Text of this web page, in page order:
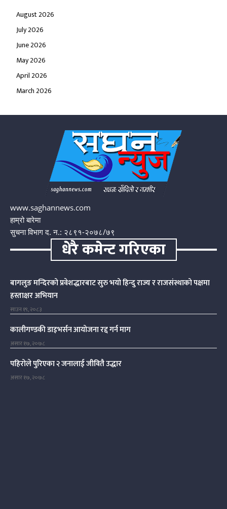
August 2026
July 2026
June 2026
May 2026
April 2026
March 2026
www.saghannews.com
हाम्रो बारेमा
सुचना विभाग द. न.: २८९१-२०७८/७९
धेरै कमेन्ट गरिएका
बागलुङ मन्दिरको प्रवेशद्धारबाट सुरु भयो हिन्दु राज्य र राजसंस्थाको पक्षमा
हस्ताक्षर अभियान
साउन १९, २०८३
कालीगण्डकी डाइभर्सन आयोजना रद्द गर्न माग
असार १७, २०७८
पहिरोले पुरिएका २ जनालाई जीवितै उद्धार
असार १७, २०७८